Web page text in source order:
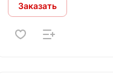
Заказать